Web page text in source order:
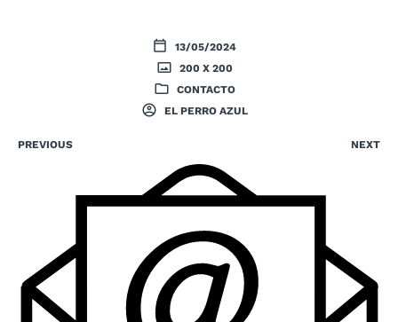
13/05/2024
200 X 200
CONTACTO
EL PERRO AZUL
PREVIOUS NEXT